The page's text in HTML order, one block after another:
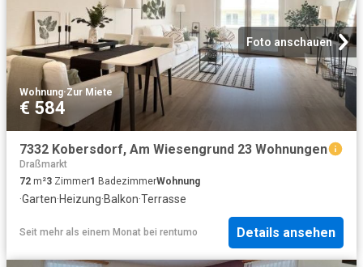
Foto anschauen
Wohnung·Zur Miete
€ 584
7332 Kobersdorf, Am Wiesengrund 23 Wohnungen
Draßmarkt
72 m²3 Zimmer1 BadezimmerWohnung
·Garten·Heizung·Balkon·Terrasse
Seit mehr als einem Monat bei rentumo Details ansehen